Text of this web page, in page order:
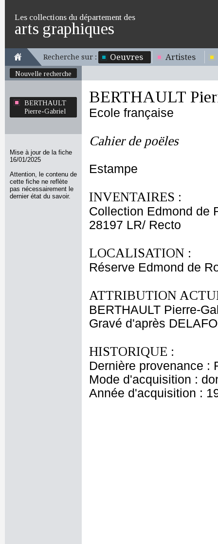
Les collections du département des
arts graphiques
Recherche sur : Oeuvres Artistes
Nouvelle recherche
BERTHAULT
Pierre-Gabriel
Mise à jour de la fiche
16/01/2025
Attention, le contenu de
cette fiche ne reflète
pas nécessairement le
dernier état du savoir.
BERTHAULT
Ecole française
Cahier de poëles
Estampe
INVENTAIRES :
Collection Edmond de
28197 LR/ Recto
LOCALISATION :
Réserve Edmond de
ATTRIBUTION
BERTHAULT Pierre-
Gravé d'après
HISTORIQUE :
Dernière provenance :
Mode d'acquisition :
Année d'acquisition :